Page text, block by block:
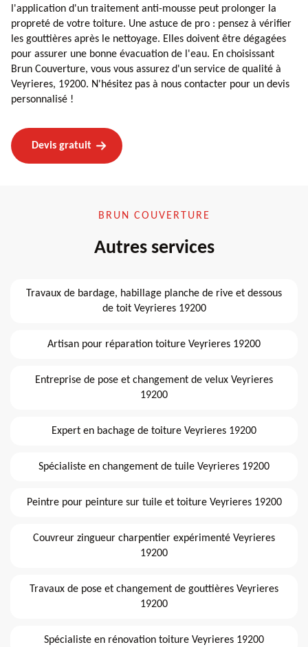
l'application d'un traitement anti-mousse peut prolonger la
propreté de votre toiture. Une astuce de pro : pensez à vérifier
les gouttières après le nettoyage. Elles doivent être dégagées
pour assurer une bonne évacuation de l'eau. En choisissant
Brun Couverture, vous vous assurez d'un service de qualité à
Veyrieres, 19200. N'hésitez pas à nous contacter pour un devis
personnalisé !
Devis gratuit
BRUN COUVERTURE
Autres services
Travaux de bardage, habillage planche de rive et dessous
de toit Veyrieres 19200
Artisan pour réparation toiture Veyrieres 19200
Entreprise de pose et changement de velux Veyrieres
19200
Expert en bachage de toiture Veyrieres 19200
Spécialiste en changement de tuile Veyrieres 19200
Peintre pour peinture sur tuile et toiture Veyrieres 19200
Couvreur zingueur charpentier expérimenté Veyrieres
19200
Travaux de pose et changement de gouttières Veyrieres
19200
Spécialiste en rénovation toiture Veyrieres 19200